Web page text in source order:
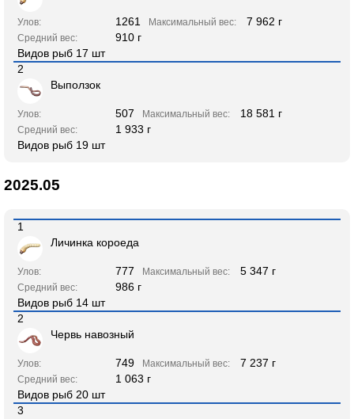
Улов: 1261 Максимальный вес: 7 962 г
Средний вес:
910 г
Видов рыб 17 шт
2
Выползок
Улов: 507 Максимальный вес: 18 581 г
Средний вес:
1 933 г
Видов рыб 19 шт
2025.05
1
Личинка короеда
Улов: 777 Максимальный вес: 5 347 г
Средний вес:
986 г
Видов рыб 14 шт
2
Червь навозный
Улов: 749 Максимальный вес: 7 237 г
Средний вес:
1 063 г
Видов рыб 20 шт
3